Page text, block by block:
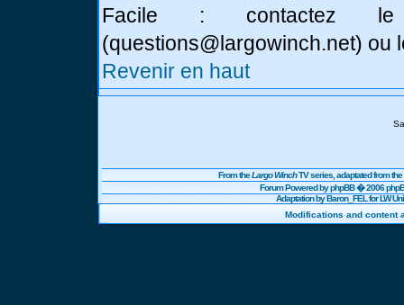
Facile : contactez
(questions@largowinch.net) ou
Revenir en haut
From theLargo WinchTV series, adaptated from
Forum Powered byphpBB� 2006
Adaptation by Baron_FEL for LW
Modifications and content